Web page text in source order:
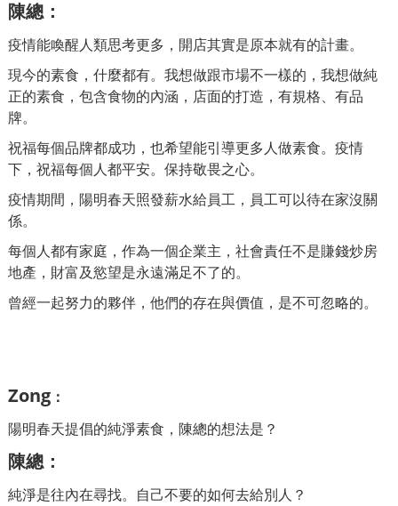
陳總：
疫情能喚醒人類思考更多，開店其實是原本就有的計畫。
現今的素食，什麼都有。我想做跟市場不一樣的，我想做純
正的素食，包含食物的內涵，店面的打造，有規格、有品
牌。
祝福每個品牌都成功，也希望能引導更多人做素食。疫情
下，祝福每個人都平安。保持敬畏之心。
疫情期間，陽明春天照發薪水給員工，員工可以待在家沒關
係。
每個人都有家庭，作為一個企業主，社會責任不是賺錢炒房
地產，財富及慾望是永遠滿足不了的。
曾經一起努力的夥伴，他們的存在與價值，是不可忽略的。
Zong ：
陽明春天提倡的純淨素食，陳總的想法是？
陳總：
純淨是往內在尋找。自己不要的如何去給別人？